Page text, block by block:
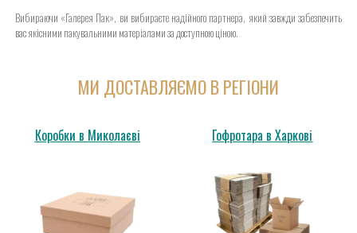
Вибираючи «Галерея Пак», ви вибираєте надійного партнера, який завжди забезпечить
вас якісними пакувальними матеріалами за доступною ціною.
МИ ДОСТАВЛЯЄМО В РЕГІОНИ
Коробки в Миколаєві Гофротара в Харкові